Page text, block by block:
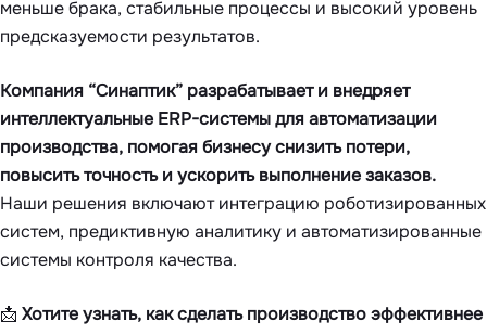
меньше брака, стабильные процессы и высокий уровень
предсказуемости результатов.
Компания “Синаптик” разрабатывает и внедряет
интеллектуальные ERP-системы для автоматизации
производства, помогая бизнесу снизить потери,
повысить точность и ускорить выполнение заказов.
Наши решения включают интеграцию роботизированных
систем, предиктивную аналитику и автоматизированные
системы контроля качества.
📩 Хотите узнать, как сделать производство эффективнее